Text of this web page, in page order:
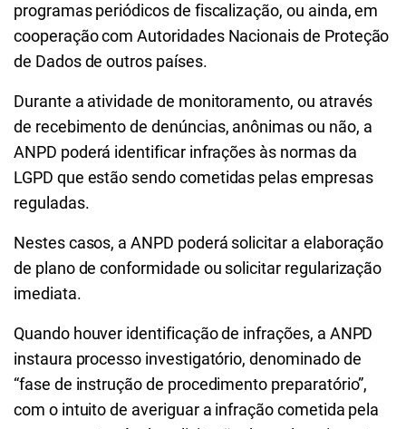
programas periódicos de fiscalização, ou ainda, em
cooperação com Autoridades Nacionais de Proteção
de Dados de outros países.
Durante a atividade de monitoramento, ou através
de recebimento de denúncias, anônimas ou não, a
ANPD poderá identificar infrações às normas da
LGPD que estão sendo cometidas pelas empresas
reguladas.
Nestes casos, a ANPD poderá solicitar a elaboração
de plano de conformidade ou solicitar regularização
imediata.
Quando houver identificação de infrações, a ANPD
instaura processo investigatório, denominado de
“fase de instrução de procedimento preparatório”,
com o intuito de averiguar a infração cometida pela